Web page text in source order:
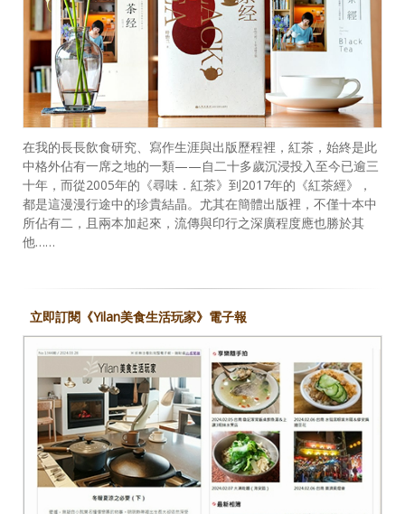
在我的長長飲食研究、寫作生涯與出版歷程裡，紅茶，始終是此
中格外佔有一席之地的一類——自二十多歲沉浸投入至今已逾三
十年，而從2005年的《尋味．紅茶》到2017年的《紅茶經》，
都是這漫漫行途中的珍貴結晶。尤其在簡體出版裡，不僅十本中
所佔有二，且兩本加起來，流傳與印行之深廣程度應也勝於其
他……
立即訂閱《Yilan美食生活玩家》電子報